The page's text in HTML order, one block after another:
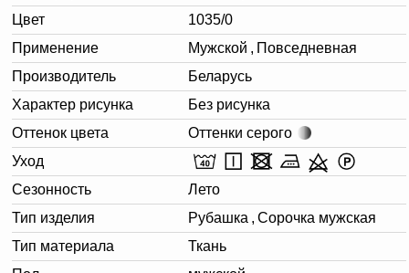
Цвет
1035/0
Применение
Мужской , Повседневная
Производитель
Беларусь
Характер рисунка
Без рисунка
Оттенок цвета
Оттенки серого
Уход
Сезонность
Лето
Тип изделия
Рубашка , Сорочка мужская
Тип материала
Ткань